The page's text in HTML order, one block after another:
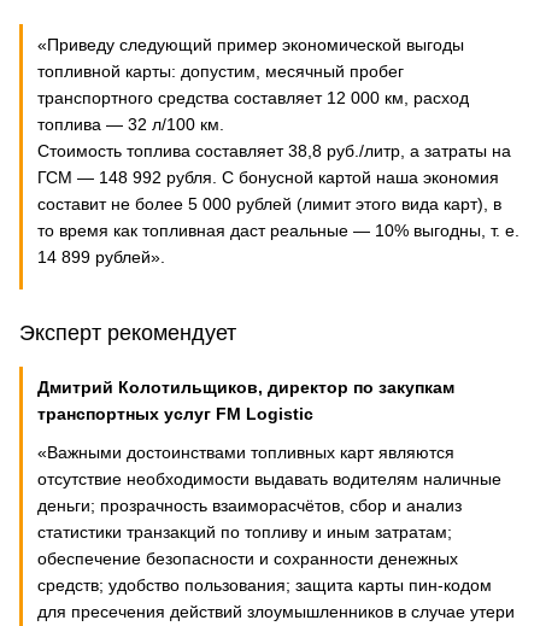
«Приведу следующий пример экономической выгоды
топливной карты: допустим, месячный пробег
транспортного средства составляет 12 000 км, расход
топлива — 32 л/100 км.
Стоимость топлива составляет 38,8 руб./литр, а затраты на
ГСМ — 148 992 рубля. С бонусной картой наша экономия
составит не более 5 000 рублей (лимит этого вида карт), в
то время как топливная даст реальные — 10% выгодны, т. е.
14 899 рублей».
Эксперт рекомендует
Дмитрий Колотильщиков, директор по закупкам
транспортных услуг FM Logistic
«Важными достоинствами топливных карт являются
отсутствие необходимости выдавать водителям наличные
деньги; прозрачность взаиморасчётов, сбор и анализ
статистики транзакций по топливу и иным затратам;
обеспечение безопасности и сохранности денежных
средств; удобство пользования; защита карты пин-кодом
для пресечения действий злоумышленников в случае утери